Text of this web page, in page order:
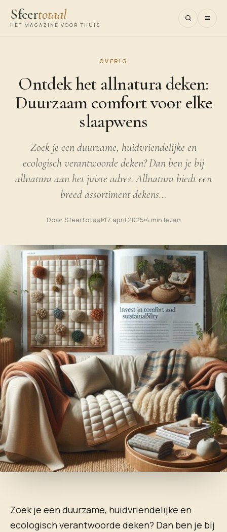
Sfeertotaal
HET MAGAZINE VOOR THUIS
OVERIG
Ontdek het allnatura deken:
Duurzaam comfort voor elke
slaapwens
Zoek je een duurzame, huidvriendelijke en
ecologisch verantwoorde deken? Dan ben je bij
allnatura aan het juiste adres. Allnatura biedt een
breed assortiment dekens…
Door Sfeertotaal17 april 20254 min lezen
Zoek je een duurzame, huidvriendelijke en
ecologisch verantwoorde deken? Dan ben je bij